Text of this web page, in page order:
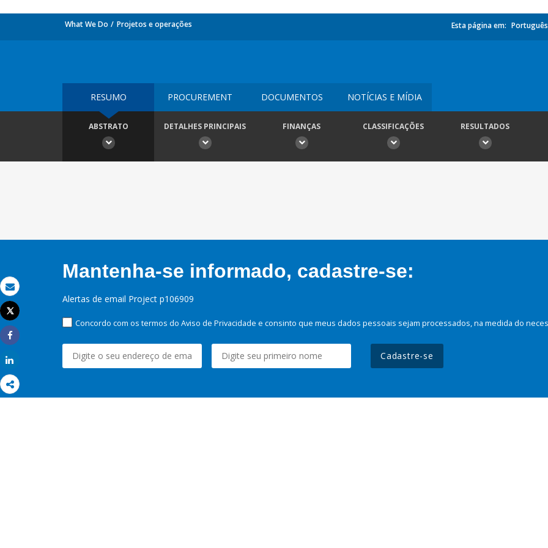
Email
Imprimir
Tweet
Share
What We Do Projetos e operações Esta página em: Português
RESUMO PROCUREMENT DOCUMENTOS NOTÍCIAS E MÍDIA
ABSTRATO DETALHES PRINCIPAIS FINANÇAS CLASSIFICAÇÕES RESULTADOS
Mantenha-se informado, cadastre-se:
Alertas de email Project p106909
Concordo com os termos do Aviso de Privacidade e consinto que meus dados pessoais sejam processados, na medida do
Cadastre-se